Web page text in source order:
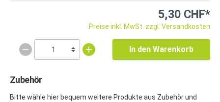
5,30 CHF*
Preise inkl. MwSt. zzgl. Versandkosten
In den Warenkorb
Zubehör
Bitte wähle hier bequem weitere Produkte aus Zubehör und